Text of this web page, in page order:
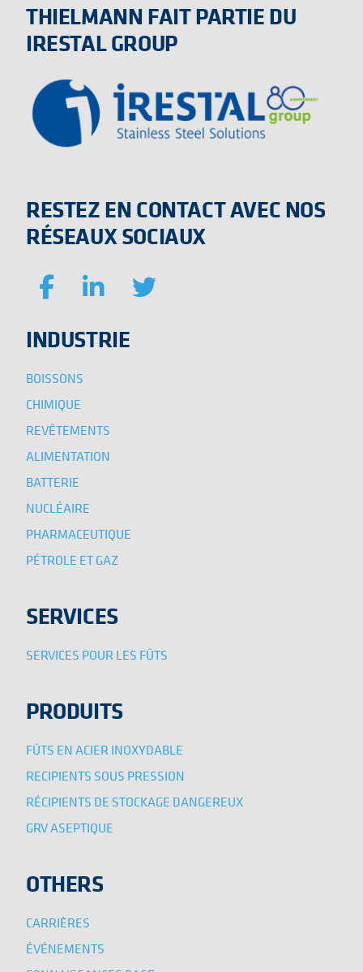
THIELMANN FAIT PARTIE DU
IRESTAL GROUP
RESTEZ EN CONTACT AVEC NOS
RÉSEAUX SOCIAUX
INDUSTRIE
BOISSONS
CHIMIQUE
REVÊTEMENTS
ALIMENTATION
BATTERIE
NUCLÉAIRE
PHARMACEUTIQUE
PÉTROLE ET GAZ
SERVICES
SERVICES POUR LES FÛTS
PRODUITS
FÛTS EN ACIER INOXYDABLE
RECIPIENTS SOUS PRESSION
RÉCIPIENTS DE STOCKAGE DANGEREUX
GRV ASEPTIQUE
OTHERS
CARRIÈRES
ÉVÉNEMENTS